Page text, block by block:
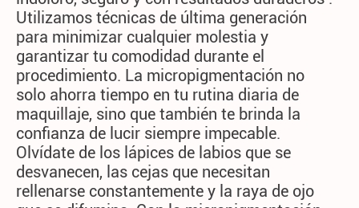
Utilizamos técnicas de última generación
para minimizar cualquier molestia y
garantizar tu comodidad durante el
procedimiento. La micropigmentación no
solo ahorra tiempo en tu rutina diaria de
maquillaje, sino que también te brinda la
confianza de lucir siempre impecable.
Olvídate de los lápices de labios que se
desvanecen, las cejas que necesitan
rellenarse constantemente y la raya de ojo